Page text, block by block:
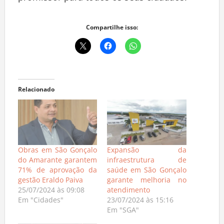
Compartilhe isso:
Relacionado
Obras em São Gonçalo
do Amarante garantem
71% de aprovação da
gestão Eraldo Paiva
25/07/2024 às 09:08
Em "Cidades"
Expansão da
infraestrutura de
saúde em São Gonçalo
garante melhoria no
atendimento
23/07/2024 às 15:16
Em "SGA"